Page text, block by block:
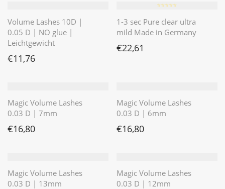
Volume Lashes 10D |
0.05 D | NO glue |
Leichtgewicht
€11,76
⭐️⭐️⭐️⭐️⭐️
1-3 sec Pure clear ultra
mild Made in Germany
€22,61
Magic Volume Lashes
0.03 D | 7mm
€16,80
Magic Volume Lashes
0.03 D | 6mm
€16,80
Magic Volume Lashes
0.03 D | 13mm
Magic Volume Lashes
0.03 D | 12mm